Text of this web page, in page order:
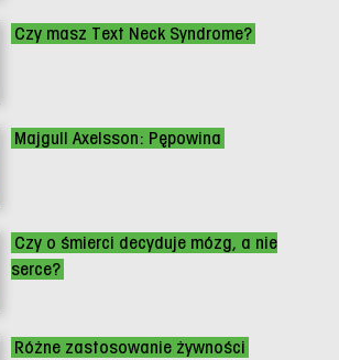
Czy masz Text Neck Syndrome?
Majgull Axelsson: Pępowina
Czy o śmierci decyduje mózg, a nie
serce?
Różne zastosowanie żywności